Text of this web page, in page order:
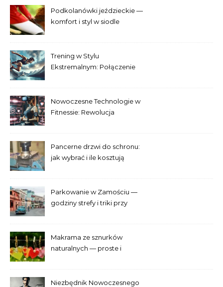
Podkolanówki jeździeckie —
komfort i styl w siodle
Trening w Stylu
Ekstremalnym: Połączenie
Nowoczesne Technologie w
Fitnessie: Rewolucja
Pancerne drzwi do schronu:
jak wybrać i ile kosztują
Parkowanie w Zamościu —
godziny strefy i triki przy
Makrama ze sznurków
naturalnych — proste i
Niezbędnik Nowoczesnego